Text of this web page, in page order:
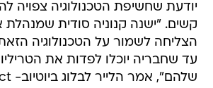
יודעת שחשיפת הטכנולוגיה צפויה
קשים. "ישנה קנוניה סודית שמנהלת
הצליחה לשמור על הטכנולוגיה
עד שחבריה יוכלו לפדות את